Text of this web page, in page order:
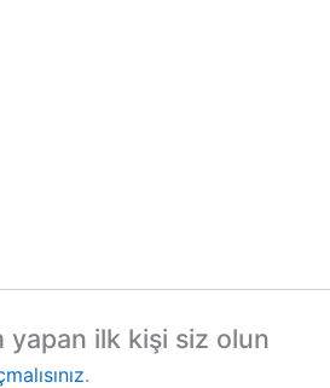
yapan ilk kişi siz olun
.